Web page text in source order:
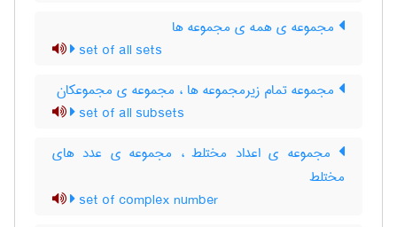
مجموعه ی همه ی مجموعه ها
set of all sets
مجموعه تمام زیرمجموعه ها ، مجموعه ی مجموعکان
set of all subsets
مجموعه ی اعداد مختلط ، مجموعه ی عدد های
مختلط
set of complex number